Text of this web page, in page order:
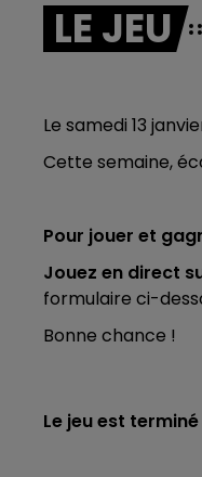
LE JEU
Le samedi 13
Cette semaine,
Pour jouer et
Jouez en direct
formulaire ci-
Bonne chance !
Le jeu est terminé